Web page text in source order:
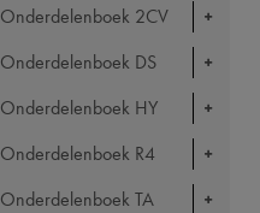
Onderdelenboek 2CV
Onderdelenboek DS
Onderdelenboek HY
Onderdelenboek R4
Onderdelenboek TA